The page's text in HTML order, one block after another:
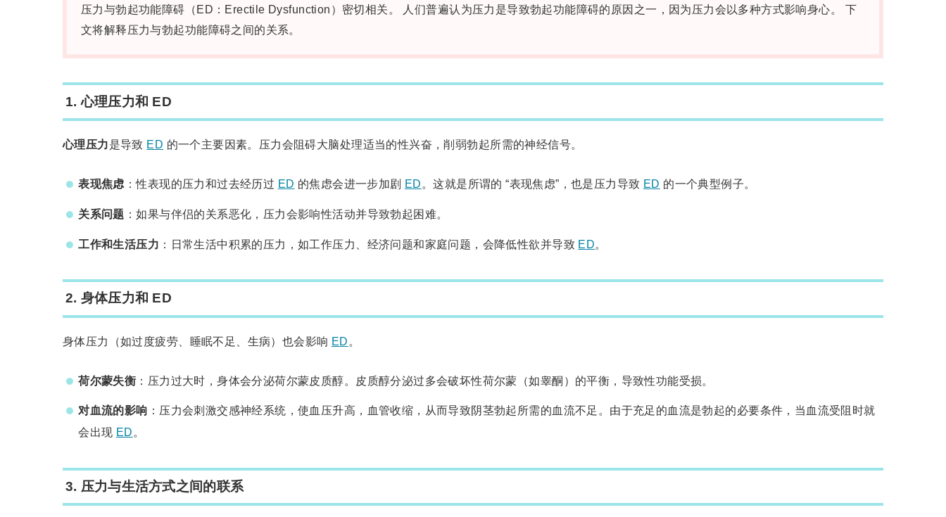
压力与勃起功能障碍（ED：Erectile Dysfunction）密切相关。 人们普遍认为压力是导致勃起功能障碍的原因之一，因为压力会以多种方式影响身心。 下
文将解释压力与勃起功能障碍之间的关系。
1.心理压力和 ED
心理压力是导致 ED 的一个主要因素。压力会阻碍大脑处理适当的性兴奋，削弱勃起所需的神经信号。
表现焦虑 ：性表现的压力和过去经历过 ED 的焦虑会进一步加剧 ED 。这就是所谓的 “表现焦虑”，也是压力导致 ED 的一个典型例子。
关系问题 ：如果与伴侣的关系恶化，压力会影响性活动并导致勃起困难。
工作和生活压力 ：日常生活中积累的压力，如工作压力、经济问题和家庭问题，会降低性欲并导致 ED
2. 身体压力和 ED
身体压力（如过度疲劳、睡眠不足、生病）也会影响 ED
荷尔蒙失衡 ：压力过大时，身体会分泌荷尔蒙皮质醇。皮质醇分泌过多会破坏性荷尔蒙（如睾酮）的平衡，导致性功能受损。
对血流的影响 ：压力会刺激交感神经系统，使血压升高，血管收缩，从而导致阴茎勃起所需的血流不足。由于充足的血流是勃起的必要条件，当血流受阻时就
会出现 ED 。
3. 压力与生活方式之间的联系